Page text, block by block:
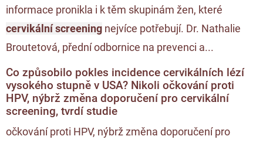
informace pronikla i k těm skupinám žen, které
cervikální screening nejvíce potřebují. Dr. Nathalie
Broutetová, přední odbornice na prevenci a...
Co způsobilo pokles incidence cervikálních lézí
vysokého stupně v USA? Nikoli očkování proti
HPV, nýbrž změna doporučení pro cervikální
screening, tvrdí studie
očkování proti HPV, nýbrž změna doporučení pro